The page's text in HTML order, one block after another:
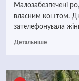
Малозабезпечені
власним коштом.
зателефонувала
Детальніше